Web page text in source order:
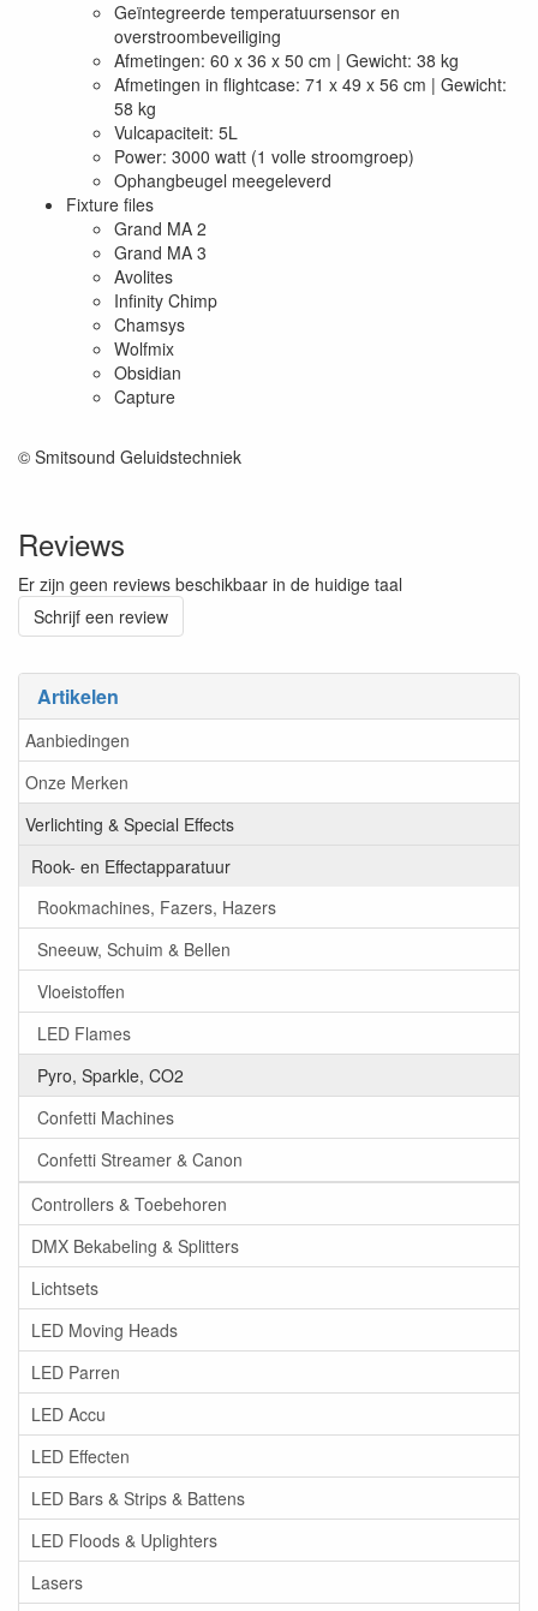
Artikelen
Aanbiedingen
Onze Merken
Verlichting & Special Effects
Rook- en Effectapparatuur
Rookmachines, Fazers, Hazers
Sneeuw, Schuim & Bellen
Vloeistoffen
LED Flames
Pyro, Sparkle, CO2
Confetti Machines
Confetti Streamer & Canon
Controllers & Toebehoren
DMX Bekabeling & Splitters
Lichtsets
LED Moving Heads
LED Parren
LED Accu
LED Effecten
LED Bars & Strips & Battens
LED Floods & Uplighters
Lasers
Geïntegreerde temperatuursensor en
overstroombeveiliging
Afmetingen: 60 x 36 x 50 cm | Gewicht: 38 kg
Afmetingen in flightcase: 71 x 49 x 56 cm | Gewicht:
58 kg
Vulcapaciteit: 5L
Power: 3000 watt (1 volle stroomgroep)
Ophangbeugel meegeleverd
Fixture files
Grand MA 2
Grand MA 3
Avolites
Infinity Chimp
Chamsys
Wolfmix
Obsidian
Capture
© Smitsound Geluidstechniek
Reviews
Er zijn geen reviews beschikbaar in de huidige taal
Schrijf een review